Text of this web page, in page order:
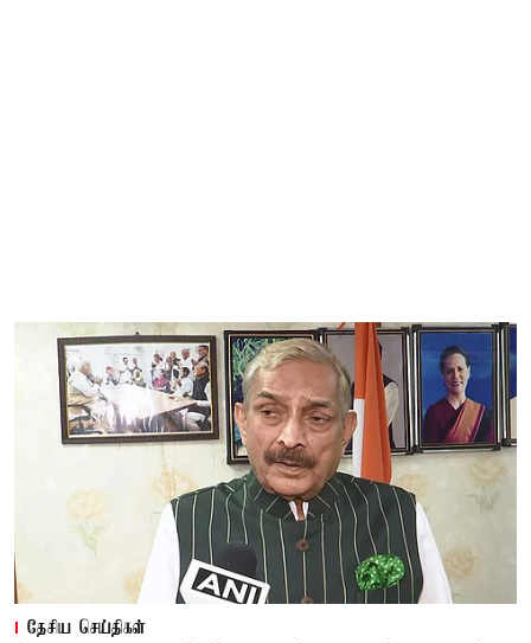
தேசிய செய்திகள்